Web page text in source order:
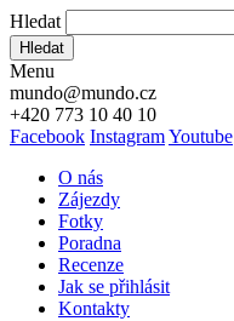
Hledat
Hledat
Menu
mundo@mundo.cz
+420 773 10 40 10
Facebook InstagramYoutube
O nás
Zájezdy
Fotky
Poradna
Recenze
Jak se přihlásit
Kontakty